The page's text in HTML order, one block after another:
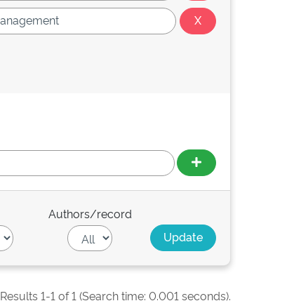
Authors/record
Results 1-1 of 1 (Search time: 0.001 seconds).